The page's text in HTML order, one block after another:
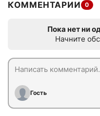
КОММЕНТАРИИ 0
Пока нет ни
Начните
Гость